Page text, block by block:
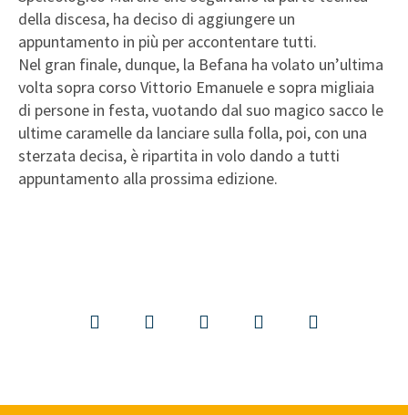
della discesa, ha deciso di aggiungere un
appuntamento in più per accontentare tutti.
Nel gran finale, dunque, la Befana ha volato un’ultima
volta sopra corso Vittorio Emanuele e sopra migliaia
di persone in festa, vuotando dal suo magico sacco le
ultime caramelle da lanciare sulla folla, poi, con una
sterzata decisa, è ripartita in volo dando a tutti
appuntamento alla prossima edizione.